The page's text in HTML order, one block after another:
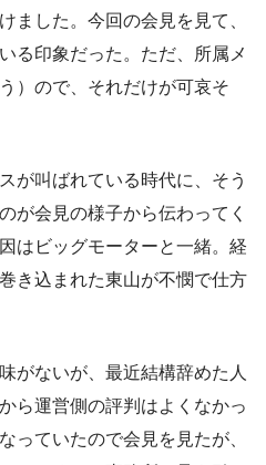
ました。今回の会見を見て、
る印象だった。ただ、所属メ
）ので、それだけが可哀そ
が叫ばれている時代に、そう
が会見の様子から伝わってく
はビッグモーターと一緒。経
き込まれた東山が不憫で仕方
がないが、最近結構辞めた人
ら運営側の評判はよくなかっ
っていたので会見を見たが、